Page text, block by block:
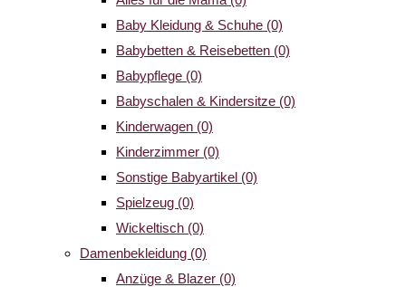
Baby Kleidung & Schuhe (0)
Babybetten & Reisebetten (0)
Babypflege (0)
Babyschalen & Kindersitze (0)
Kinderwagen (0)
Kinderzimmer (0)
Sonstige Babyartikel (0)
Spielzeug (0)
Wickeltisch (0)
Damenbekleidung (0)
Anzüge & Blazer (0)